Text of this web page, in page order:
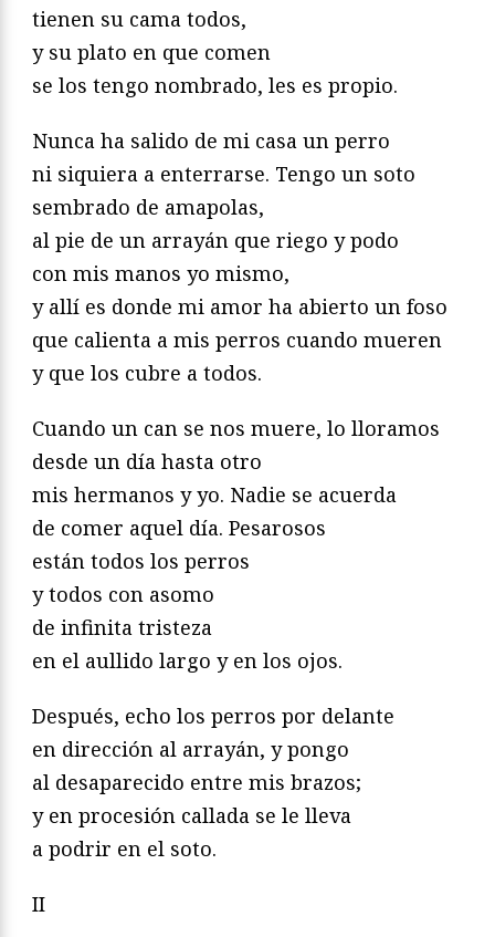
tienen su cama todos,
y su plato en que comen
se los tengo nombrado, les es propio.
Nunca ha salido de mi casa un perro
ni siquiera a enterrarse. Tengo un soto
sembrado de amapolas,
al pie de un arrayán que riego y podo
con mis manos yo mismo,
y allí es donde mi amor ha abierto un foso
que calienta a mis perros cuando mueren
y que los cubre a todos.
Cuando un can se nos muere, lo lloramos
desde un día hasta otro
mis hermanos y yo. Nadie se acuerda
de comer aquel día. Pesarosos
están todos los perros
y todos con asomo
de infinita tristeza
en el aullido largo y en los ojos.
Después, echo los perros por delante
en dirección al arrayán, y pongo
al desaparecido entre mis brazos;
y en procesión callada se le lleva
a podrir en el soto.
II